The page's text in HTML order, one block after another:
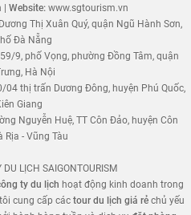
|Website: www.sgtourism.vn
Thị Xuân Quý, quận Ngũ Hành Sơn,
Đà Nẵng
9, phố Vọng, phường Đồng Tâm, quận
Hà Nội
04 thị trấn Dương Đông, huyện Phú Quốc,
Giang
Nguyễn Huệ, TT Côn Đảo, huyện Côn
Rịa - Vũng Tàu
LỊCH SAIGONTOURISM
ty du lịch hoạt động kinh doanh trong
cung cấp cáctour du lịch giá rẻ chủ yếu